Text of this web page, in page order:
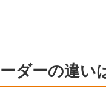
ダーの違い